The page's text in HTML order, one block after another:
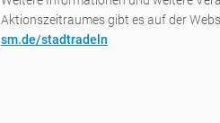
Aktionszeitraumes gibt es auf der
sm.de/stadtradeln